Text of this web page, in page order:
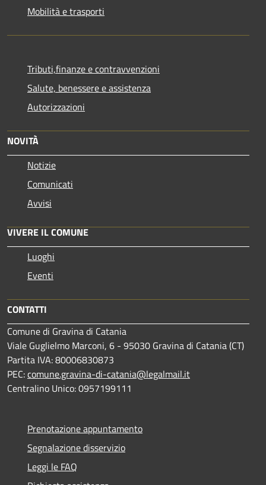
Mobilità e trasporti
Tributi,finanze e contravvenzioni
Salute, benessere e assistenza
Autorizzazioni
NOVITÀ
Notizie
Comunicati
Avvisi
VIVERE IL COMUNE
Luoghi
Eventi
CONTATTI
Comune di Gravina di Catania
Viale Guglielmo Marconi, 6 - 95030 Gravina di Catania (CT)
Partita IVA: 80006830873
PEC:comune.gravina-di-catania@legalmail.it
Centralino Unico: 0957199111
Prenotazione appuntamento
Segnalazione disservizio
Leggi le FAQ